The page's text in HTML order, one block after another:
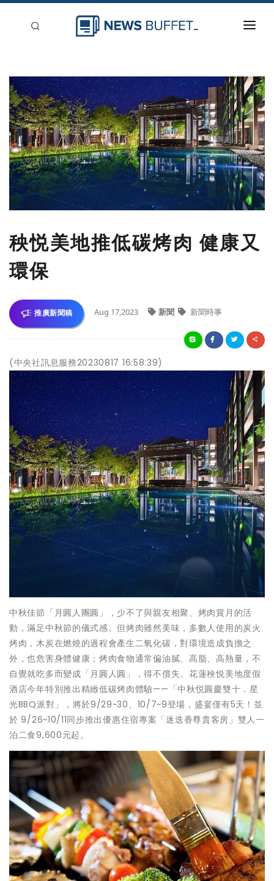
新聞稿分類
登入
刊登
秧悦美地推低碳烤肉 健康又
環保
推廣新聞稿 Aug 17,2023 新聞 新聞時事
(中央社訊息服務20230817 16:58:39)
中秋佳節「月圓人團圓」，少不了與親友相聚、烤肉賞月的活
動，滿足中秋節的儀式感。但烤肉雖然美味，多數人使用的炭火
烤肉，木炭在燃燒的過程會產生二氧化碳，對環境造成負擔之
外，也危害身體健康；烤肉食物通常偏油膩、高脂、高熱量，不
自覺就吃多而變成「月圓人圓」，得不償失。花蓮秧悦美地度假
酒店今年特別推出精緻低碳烤肉體驗——「中秋悦圓慶雙十．星
光BBQ派對」，將於9/29~30、10/7~9登場，盛宴僅有5天！並
於 9/26~10/11同步推出優惠住宿專案「迷迭香尊貴客房」雙人一
泊二食9,600元起。